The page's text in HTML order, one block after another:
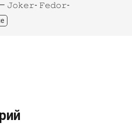
𝙹𝚘𝚔𝚎𝚛- 𝙵𝚎𝚍𝚘𝚛-️